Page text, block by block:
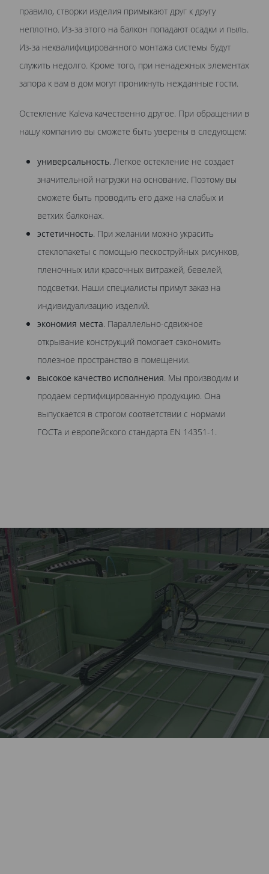
правило, створки изделия примыкают друг к другу
неплотно. Из-за этого на балкон попадают осадки и пыль.
Из-за неквалифицированного монтажа системы будут
служить недолго. Кроме того, при ненадежных элементах
запора к вам в дом могут проникнуть нежданные гости.
Остекление Kaleva качественно другое. При обращении в
нашу компанию вы сможете быть уверены в следующем:
универсальность. Легкое остекление не создает
значительной нагрузки на основание. Поэтому вы
сможете быть проводить его даже на слабых и
ветхих балконах.
эстетичность. При желании можно украсить
стеклопакеты с помощью пескоструйных рисунков,
пленочных или красочных витражей, бевелей,
подсветки. Наши специалисты примут заказ на
индивидуализацию изделий.
экономия места. Параллельно-сдвижное
открывание конструкций помогает сэкономить
полезное пространство в помещении.
высокое качество исполнения. Мы производим и
продаем сертифицированную продукцию. Она
выпускается в строгом соответствии с нормами
ГОСТа и европейского стандарта EN 14351-1.